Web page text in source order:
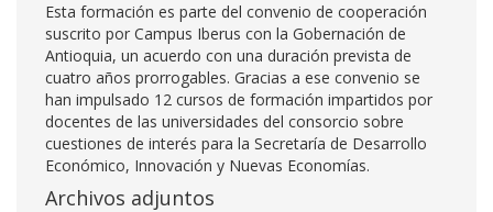
Esta formación es parte del convenio de cooperación
suscrito por Campus Iberus con la Gobernación de
Antioquia, un acuerdo con una duración prevista de
cuatro años prorrogables. Gracias a ese convenio se
han impulsado 12 cursos de formación impartidos por
docentes de las universidades del consorcio sobre
cuestiones de interés para la Secretaría de Desarrollo
Económico, Innovación y Nuevas Economías.
Archivos adjuntos